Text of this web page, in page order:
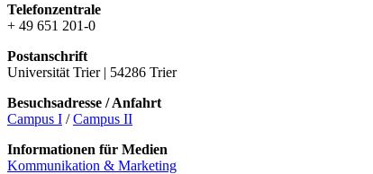
Telefonzentrale
+ 49 651 201-0
Postanschrift
Universität Trier | 54286 Trier
Besuchsadresse / Anfahrt
Campus I /Campus II
Informationen für Medien
Kommunikation & Marketing